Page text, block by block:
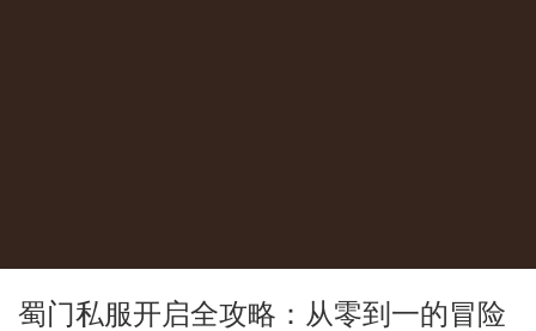
蜀门私服开启全攻略：从零到一的冒险